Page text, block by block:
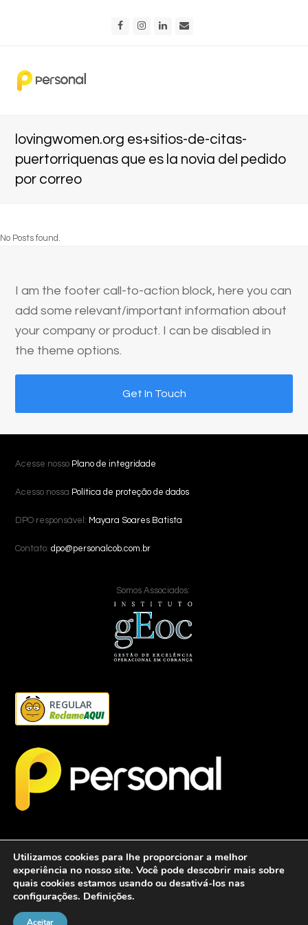
FacebookInstagram
LinkedIn
lovingwomen.org es+sitios-de-citas-
puertorriquenas que es la novia del pedido
por correo
No Posts found.
I am the footer call-to-action block, here you can
add some relevant/important information about
your company or product. I can be disabled in
the theme options.
Get In Touch
Acesse nosso Plano de integridade
Acesso nossa Política de proteção de dados
DPO responsável: Mayara Soares Batista
Contato:dpo@personalcob.com.br
Somos Associados:
REGULAR
2026 - Personalcob - CNPJ: 12.837.042/0001-60- Todos direitos
Utilizamos cookies para lhe proporcionar a melhor
experiência no nosso site. Você pode descobrir mais sobre
quais cookies estamos usando ou desativá-los nas
configurações. Definições.
Aceitar